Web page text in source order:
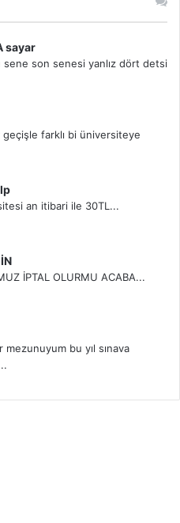
sayar
sene son senesi yanlız dört detsi
farklı bi üniversiteye
an itibari ile 30TL...
İPTAL OLURMU ACABA...
bu yıl sınava